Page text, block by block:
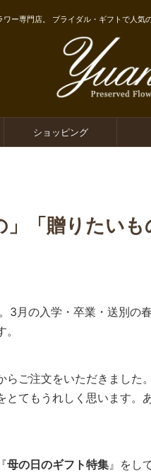
ー専門店。 ブライダル・ギフトで人気
ショッピング
「贈りたいも
3月の入学・卒業・送別の
ご注文をいただきました
とてもうれしく思います。
母の日のギフト特集 』をし